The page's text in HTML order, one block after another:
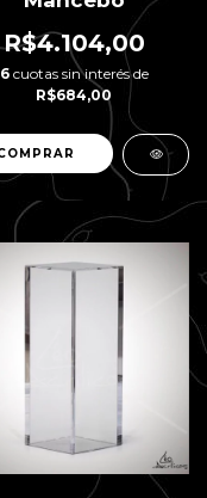
R$4.104,00
6cuotas sin interés de
R$684,00